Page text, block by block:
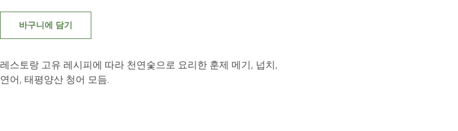
바구니에 담기
레스토랑 고유 레시피에 따라 천연숯으로 요리한 훈제 메기, 넙치,
연어, 태평양산 청어 모듬.